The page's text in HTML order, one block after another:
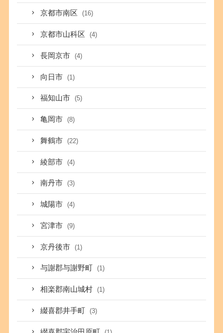
京都市南区 (16)
京都市山科区 (4)
長岡京市 (4)
向日市 (1)
福知山市 (5)
亀岡市 (8)
舞鶴市 (22)
綾部市 (4)
南丹市 (3)
城陽市 (4)
宮津市 (9)
京丹後市 (1)
与謝郡与謝野町 (1)
相楽郡南山城村 (1)
綴喜郡井手町 (3)